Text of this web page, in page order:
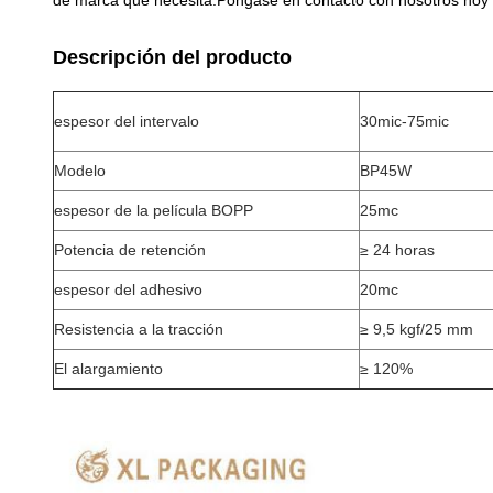
Descripción del producto
espesor del intervalo 30mic-75mic
Modelo BP45W
espesor de la película BOPP 25mc
Potencia de retención ≥ 24 horas
espesor del adhesivo 20mc
Resistencia a la tracción ≥ 9,5 kgf/25 mm
El alargamiento ≥ 120%